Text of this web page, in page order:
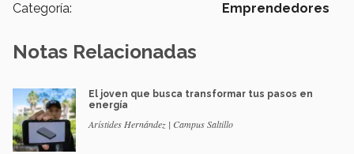
Categoría: Emprendedores
Notas Relacionadas
El joven que busca transformar tus pasos en
energía
Arístides Hernández | Campus Saltillo